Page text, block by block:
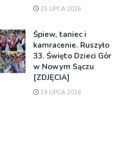
15 LIPCA 2026
Śpiew, taniec i
kamracenie. Ruszyło
33. Święto Dzieci Gór
w Nowym Sączu
[ZDJĘCIA]
19 LIPCA 2026